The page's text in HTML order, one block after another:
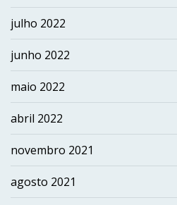
julho 2022
junho 2022
maio 2022
abril 2022
novembro 2021
agosto 2021